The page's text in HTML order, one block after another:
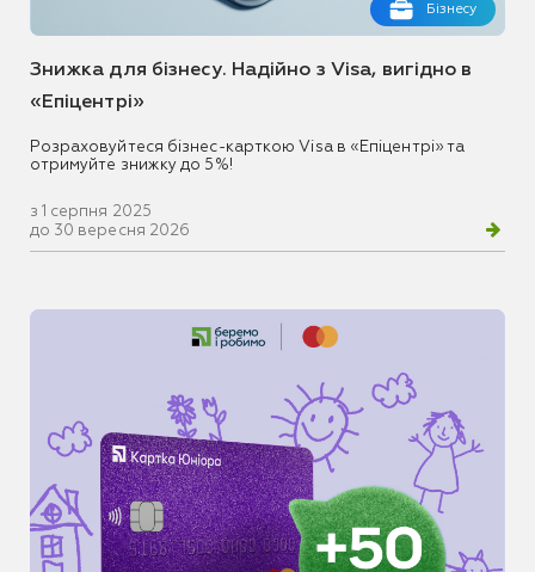
Бізнесу
Знижка для бізнесу. Надійно з Visa, вигідно в
«Епіцентрі»
Розраховуйтеся бізнес-карткою Visa в «Епіцентрі» та
отримуйте знижку до 5%!
з 1 серпня 2025
до 30 вересня 2026